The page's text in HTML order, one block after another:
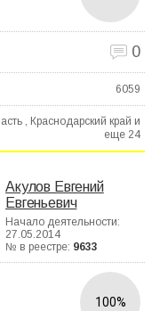
0
6059
, Краснодарский край и
еще 24
Акулов Евгений
Евгеньевич
Начало деятельности:
27.05.2014
№ в реестре: 9633
100%